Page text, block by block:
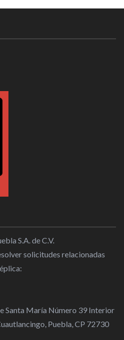
S.A. de C.V.
solicitudes relacionadas
Santa María Número 39 Interior
Puebla, CP 72730